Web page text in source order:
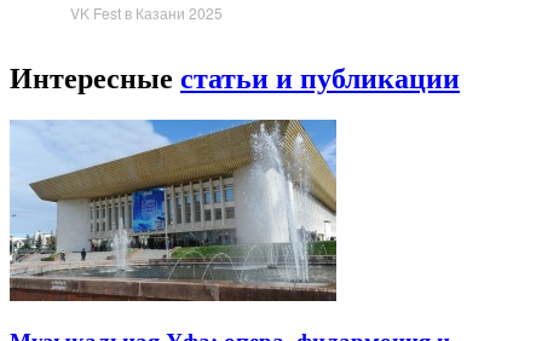
VK Fest в Казани 2025
Интересные статьи и публикации